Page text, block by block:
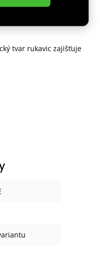
bohatá výplň
cvičení a zároveň
tvar rukavic zajišťuje